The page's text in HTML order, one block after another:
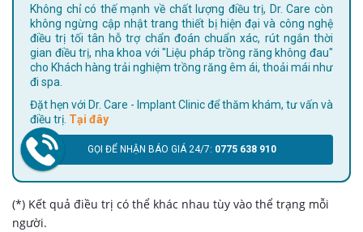
Không chỉ có thế mạnh về chất lượng điều trị, Dr. Care còn
không ngừng cập nhật trang thiết bị hiện đại và công nghệ
điều trị tối tân hỗ trợ chẩn đoán chuẩn xác, rút ngắn thời
gian điều trị, nha khoa với "Liệu pháp trồng răng không đau"
cho Khách hàng trải nghiệm trồng răng êm ái, thoải mái như
đi spa.
Đặt hẹn với Dr. Care - Implant Clinic để thăm khám, tư vấn và
điều trị. Tại đây
GỌI ĐỂ NHẬN BÁO GIÁ 24/7: 0775 638 910
(*) Kết quả điều trị có thể khác nhau tùy vào thể trạng mỗi
người.